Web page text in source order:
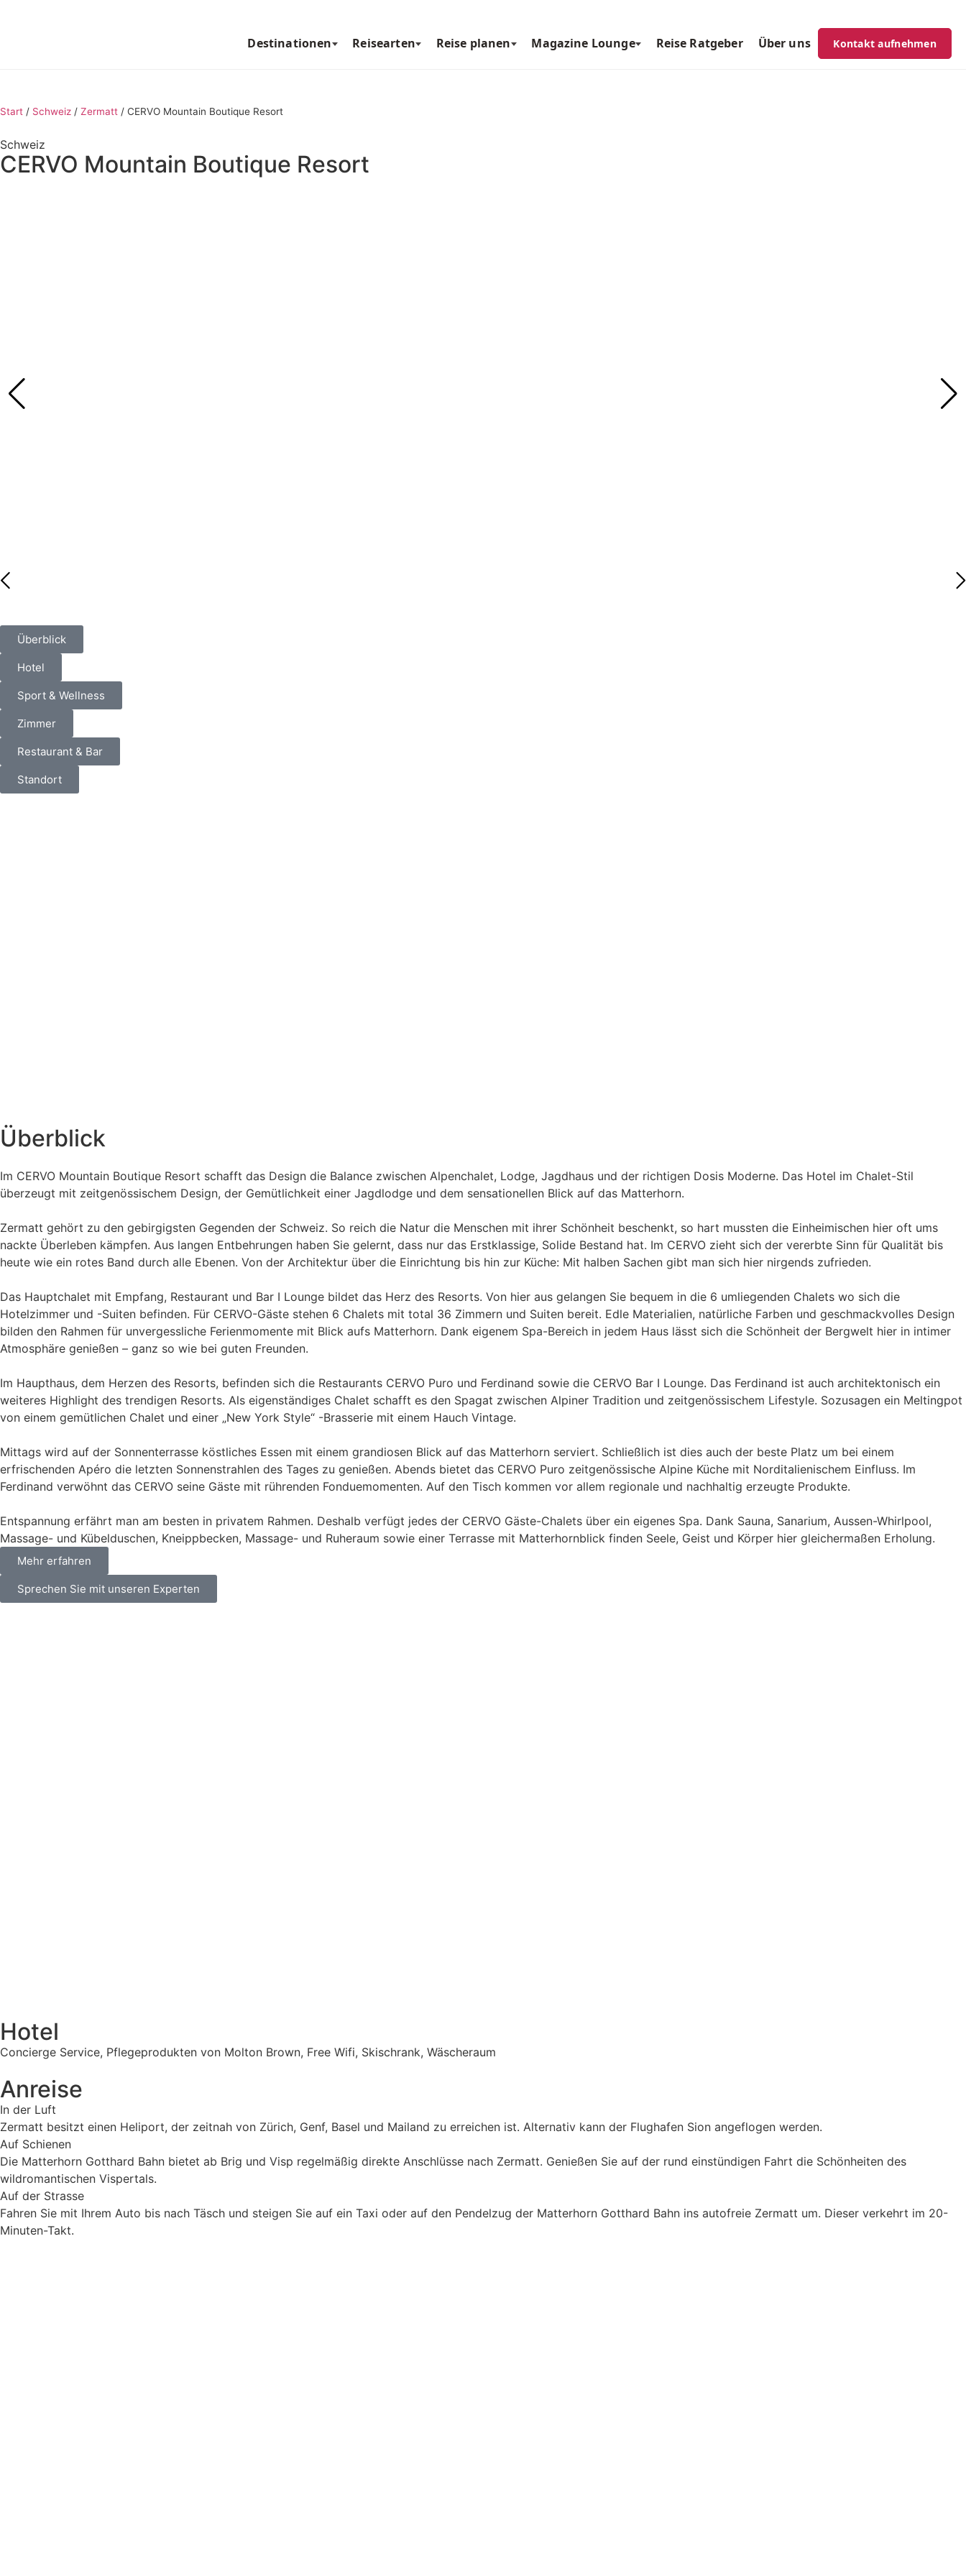
Destinationen Reisearten Reise planen Magazine Lounge Reise Ratgeber Über uns Kontakt aufnehmen
Start / Schweiz / Zermatt / CERVO Mountain Boutique Resort
Schweiz
CERVO Mountain Boutique Resort
Überblick
Hotel
Sport & Wellness
Zimmer
Restaurant & Bar
Standort
Überblick
Im CERVO Mountain Boutique Resort schafft das Design die Balance zwischen Alpenchalet, Lodge, Jagdhaus und der richtigen Dosis Moderne. Das Hotel im Chalet-Stil
überzeugt mit zeitgenössischem Design, der Gemütlichkeit einer Jagdlodge und dem sensationellen Blick auf das Matterhorn.
Zermatt gehört zu den gebirgigsten Gegenden der Schweiz. So reich die Natur die Menschen mit ihrer Schönheit beschenkt, so hart mussten die Einheimischen hier oft ums
nackte Überleben kämpfen. Aus langen Entbehrungen haben Sie gelernt, dass nur das Erstklassige, Solide Bestand hat. Im CERVO zieht sich der vererbte Sinn für Qualität bis
heute wie ein rotes Band durch alle Ebenen. Von der Architektur über die Einrichtung bis hin zur Küche: Mit halben Sachen gibt man sich hier nirgends zufrieden.
Das Hauptchalet mit Empfang, Restaurant und Bar I Lounge bildet das Herz des Resorts. Von hier aus gelangen Sie bequem in die 6 umliegenden Chalets wo sich die
Hotelzimmer und -Suiten befinden. Für CERVO-Gäste stehen 6 Chalets mit total 36 Zimmern und Suiten bereit. Edle Materialien, natürliche Farben und geschmackvolles Design
bilden den Rahmen für unvergessliche Ferienmomente mit Blick aufs Matterhorn. Dank eigenem Spa-Bereich in jedem Haus lässt sich die Schönheit der Bergwelt hier in intimer
Atmosphäre genießen – ganz so wie bei guten Freunden.
Im Haupthaus, dem Herzen des Resorts, befinden sich die Restaurants CERVO Puro und Ferdinand sowie die CERVO Bar I Lounge. Das Ferdinand ist auch architektonisch ein
weiteres Highlight des trendigen Resorts. Als eigenständiges Chalet schafft es den Spagat zwischen Alpiner Tradition und zeitgenössischem Lifestyle. Sozusagen ein Meltingpot
von einem gemütlichen Chalet und einer „New York Style“ -Brasserie mit einem Hauch Vintage.
Mittags wird auf der Sonnenterrasse köstliches Essen mit einem grandiosen Blick auf das Matterhorn serviert. Schließlich ist dies auch der beste Platz um bei einem
erfrischenden Apéro die letzten Sonnenstrahlen des Tages zu genießen. Abends bietet das CERVO Puro zeitgenössische Alpine Küche mit Norditalienischem Einfluss. Im
Ferdinand verwöhnt das CERVO seine Gäste mit rührenden Fonduemomenten. Auf den Tisch kommen vor allem regionale und nachhaltig erzeugte Produkte.
Entspannung erfährt man am besten in privatem Rahmen. Deshalb verfügt jedes der CERVO Gäste-Chalets über ein eigenes Spa. Dank Sauna, Sanarium, Aussen-Whirlpool,
Massage- und Kübelduschen, Kneippbecken, Massage- und Ruheraum sowie einer Terrasse mit Matterhornblick finden Seele, Geist und Körper hier gleichermaßen Erholung.
Mehr erfahren
Sprechen Sie mit unseren Experten
Hotel
Concierge Service, Pflegeprodukten von Molton Brown, Free Wifi, Skischrank, Wäscheraum
Anreise
In der Luft
Zermatt besitzt einen Heliport, der zeitnah von Zürich, Genf, Basel und Mailand zu erreichen ist. Alternativ kann der Flughafen Sion angeflogen werden.
Auf Schienen
Die Matterhorn Gotthard Bahn bietet ab Brig und Visp regelmäßig direkte Anschlüsse nach Zermatt. Genießen Sie auf der rund einstündigen Fahrt die Schönheiten des
wildromantischen Vispertals.
Auf der Strasse
Fahren Sie mit Ihrem Auto bis nach Täsch und steigen Sie auf ein Taxi oder auf den Pendelzug der Matterhorn Gotthard Bahn ins autofreie Zermatt um. Dieser verkehrt im 20-
Minuten-Takt.